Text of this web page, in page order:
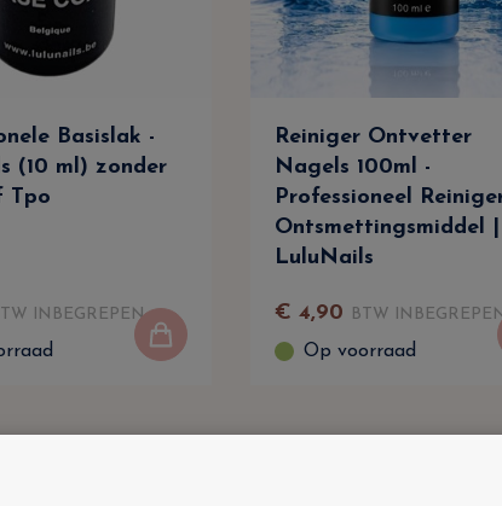
Basislak -
(10 ml) zonder
Tpo
INBEGREPEN
Reiniger Ontvetter
Nagels 100ml -
Professioneel
Ontsmettingsmiddel |
LuluNails
€ 4,90 BTW
Op voorraad